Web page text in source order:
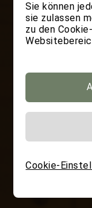
Sie können
sie zulassen
zu den
Cookie-